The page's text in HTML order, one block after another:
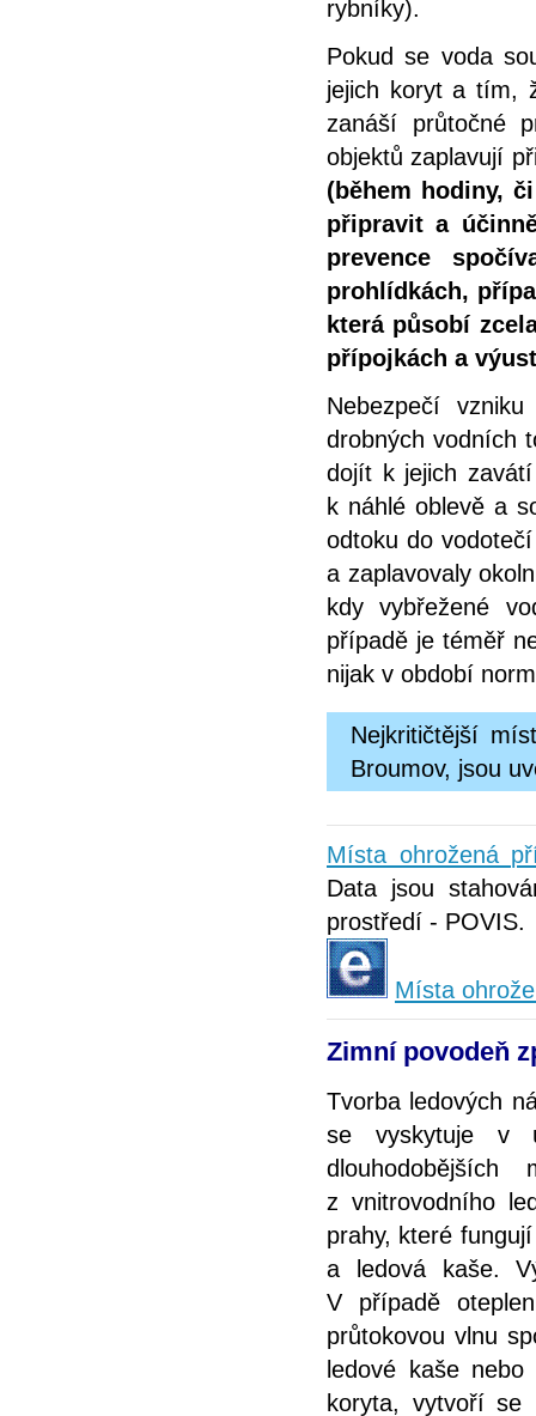
rybníky).
Pokud se voda
jejich koryt a tím,
zanáší průtočné
objektů zaplavují
(během hodiny,
připravit a
prevence
prohlídkách,
která působí
přípojkách a
Nebezpečí
drobných vodních
dojít k jejich
k náhlé oblevě a
odtoku do
a zaplavovaly
kdy vybřežené
případě je téměř
nijak v období
Nejkritičtější
Broumov, jsou
Místa ohrožená
Data jsou
prostředí - POVIS.
Místa
Zimní povodeň
Tvorba ledových
se vyskytuje v
z vnitrovodního
prahy, které
a ledová kaše.
V případě
průtokovou vlnu
ledové kaše
koryta, vytvoří se